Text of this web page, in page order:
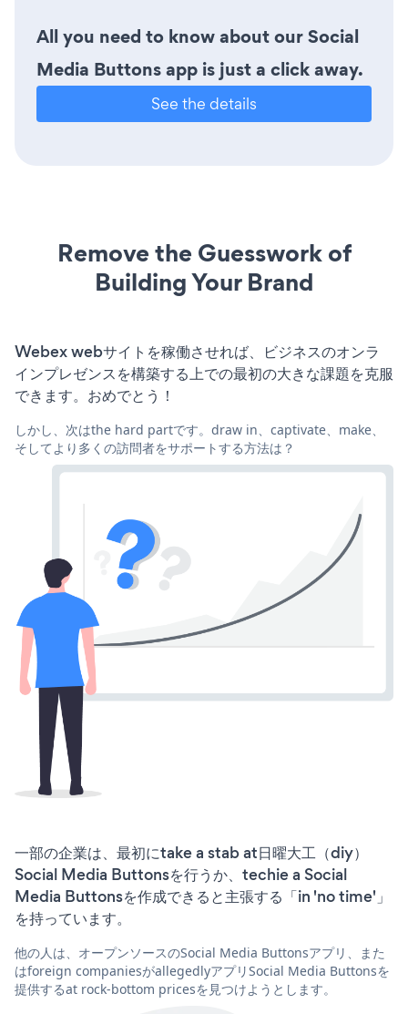
All you need to know about our Social
Media Buttons app is just a click away.
See the details
Remove the Guesswork of
Building Your Brand
Webex webサイトを稼働させれば、ビジネスのオンラ
インプレゼンスを構築する上での最初の大きな課題を克服
できます。おめでとう！
しかし、次はthe hard partです。draw in、captivate、make、
そしてより多くの訪問者をサポートする方法は？
一部の企業は、最初にtake a stab at日曜大工（diy）
Social Media Buttonsを行うか、techie a Social
Media Buttonsを作成できると主張する「in 'no time'」
を持っています。
他の人は、オープンソースのSocial Media Buttonsアプリ、また
はforeign companiesがallegedlyアプリSocial Media Buttonsを
提供するat rock-bottom pricesを見つけようとします。